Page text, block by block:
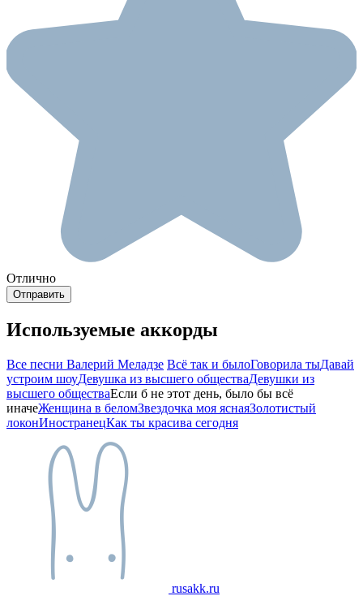
Отлично
Используемые аккорды
Все песни Валерий Меладзе Всё так и былоГоворила тыДавай
устроим шоуДевушка из высшего обществаДевушки из
высшего обществаЕсли б не этот день, было бы всё
иначеЖенщина в беломЗвездочка моя яснаяЗолотистый
локонИностранецКак ты красива сегодня
rusakk.ru